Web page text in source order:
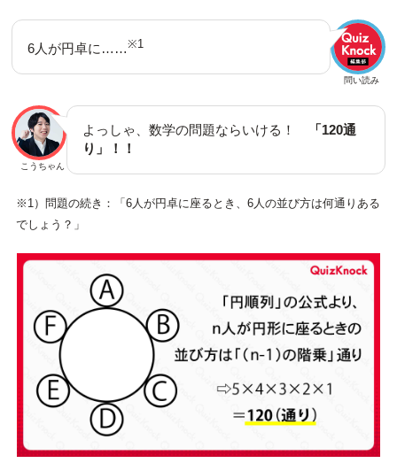
問い読み
6人が円卓に……※1
こうちゃん
よっしゃ、数学の問題ならいける！
「120通
り」！！
※1）問題の続き：「6人が円卓に座るとき、6人の並び方は何通りある
でしょう？」